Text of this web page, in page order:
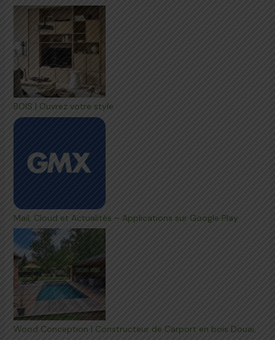
BOIS | Ouvrez votre style
Mail, Cloud et Actualités – Applications sur Google Play
Wood Conception | Constructeur de Carport en bois Douai,